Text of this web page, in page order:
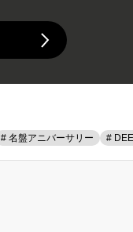
# 名盤アニバーサリー #